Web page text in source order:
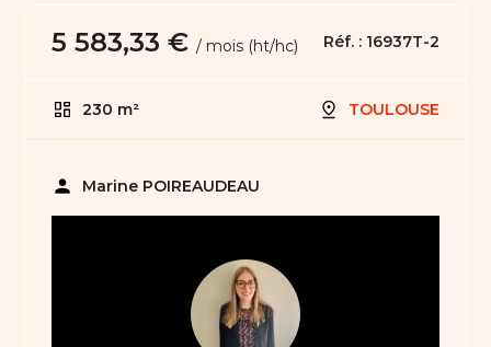
5 583,33 €/ mois (ht/hc) Réf. : 16937T-2
230 m² TOULOUSE
person Marine POIREAUDEAU